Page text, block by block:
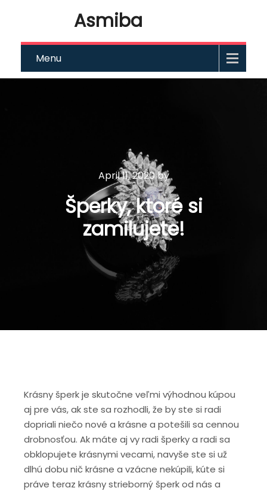
Asmiba
Menu
April 11, 2020by
Šperky, ktoré si
zamilujete!
Krásny šperk je skutočne veľmi výhodnou kúpou
aj pre vás, ak ste sa rozhodli, že by ste si radi
dopriali niečo nové a krásne a potešili sa cennou
drobnosťou. Ak máte aj vy radi šperky a radi sa
obklopujete krásnymi vecami, navyše ste si už
dlhú dobu nič krásne a vzácne nekúpili, kúte si
práve teraz krásny strieborný šperk od nás a